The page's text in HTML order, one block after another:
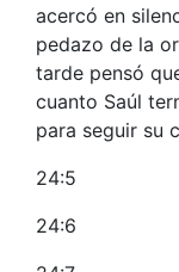
acercó en
pedazo de la
tarde pensó
cuanto Saúl
para seguir su
24:5
24:6